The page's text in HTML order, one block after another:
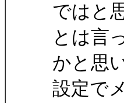
ではと
とは言
かと思
設定で